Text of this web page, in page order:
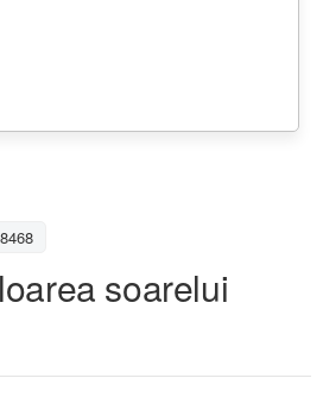
soarelui